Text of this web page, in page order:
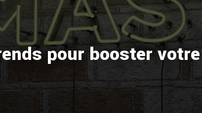
pour booster